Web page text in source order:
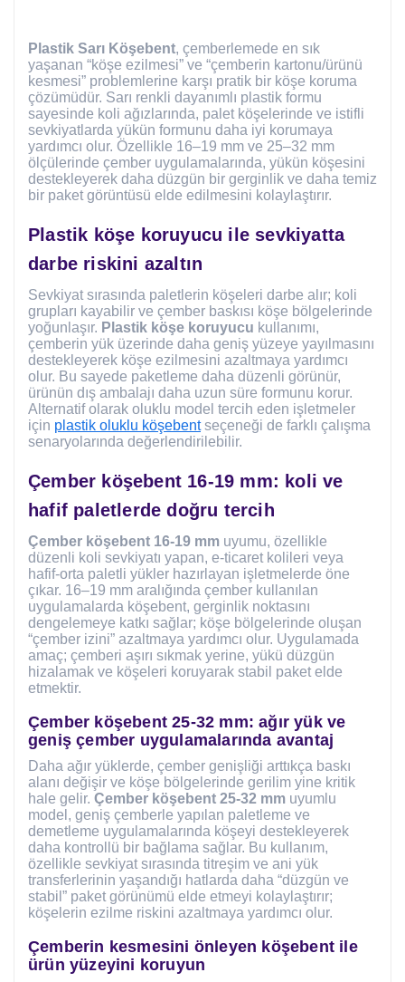
Plastik Sarı Köşebent, çemberlemede en sık
yaşanan “köşe ezilmesi” ve “çemberin kartonu/ürünü
kesmesi” problemlerine karşı pratik bir köşe koruma
çözümüdür. Sarı renkli dayanımlı plastik formu
sayesinde koli ağızlarında, palet köşelerinde ve istifli
sevkiyatlarda yükün formunu daha iyi korumaya
yardımcı olur. Özellikle 16–19 mm ve 25–32 mm
ölçülerinde çember uygulamalarında, yükün köşesini
destekleyerek daha düzgün bir gerginlik ve daha temiz
bir paket görüntüsü elde edilmesini kolaylaştırır.
Plastik köşe koruyucu ile sevkiyatta
darbe riskini azaltın
Sevkiyat sırasında paletlerin köşeleri darbe alır; koli
grupları kayabilir ve çember baskısı köşe bölgelerinde
yoğunlaşır. Plastik köşe koruyucu kullanımı,
çemberin yük üzerinde daha geniş yüzeye yayılmasını
destekleyerek köşe ezilmesini azaltmaya yardımcı
olur. Bu sayede paketleme daha düzenli görünür,
ürünün dış ambalajı daha uzun süre formunu korur.
Alternatif olarak oluklu model tercih eden işletmeler
için plastik oluklu köşebentseçeneği de farklı çalışma
senaryolarında değerlendirilebilir.
Çember köşebent 16-19 mm: koli ve
hafif paletlerde doğru tercih
Çember köşebent 16-19 mm uyumu, özellikle
düzenli koli sevkiyatı yapan, e-ticaret kolileri veya
hafif-orta paletli yükler hazırlayan işletmelerde öne
çıkar. 16–19 mm aralığında çember kullanılan
uygulamalarda köşebent, gerginlik noktasını
dengelemeye katkı sağlar; köşe bölgelerinde oluşan
“çember izini” azaltmaya yardımcı olur. Uygulamada
amaç; çemberi aşırı sıkmak yerine, yükü düzgün
hizalamak ve köşeleri koruyarak stabil paket elde
etmektir.
Çember köşebent 25-32 mm: ağır yük ve
geniş çember uygulamalarında avantaj
Daha ağır yüklerde, çember genişliği arttıkça baskı
alanı değişir ve köşe bölgelerinde gerilim yine kritik
hale gelir. Çember köşebent 25-32 mm uyumlu
model, geniş çemberle yapılan paletleme ve
demetleme uygulamalarında köşeyi destekleyerek
daha kontrollü bir bağlama sağlar. Bu kullanım,
özellikle sevkiyat sırasında titreşim ve ani yük
transferlerinin yaşandığı hatlarda daha “düzgün ve
stabil” paket görünümü elde etmeyi kolaylaştırır;
köşelerin ezilme riskini azaltmaya yardımcı olur.
Çemberin kesmesini önleyen köşebent ile
ürün yüzeyini koruyun